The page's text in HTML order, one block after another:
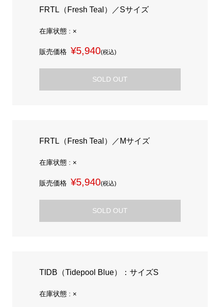
FRTL（Fresh Teal）／Sサイズ
在庫状態 : ×
販売価格 ¥5,940(税込)
SOLD OUT
FRTL（Fresh Teal）／Mサイズ
在庫状態 : ×
販売価格 ¥5,940(税込)
SOLD OUT
TIDB（Tidepool Blue）：サイズS
在庫状態 : ×